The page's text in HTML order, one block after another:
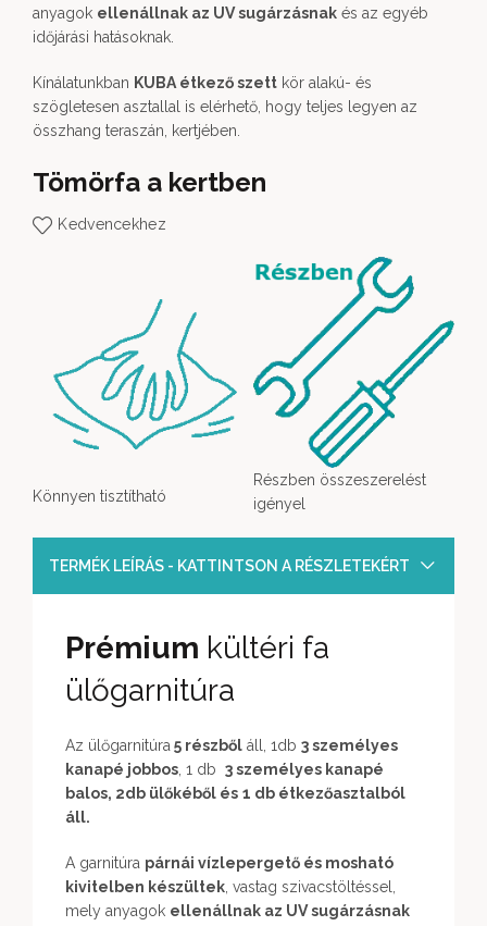
anyagok ellenállnak az UV sugárzásnak és az egyéb
időjárási hatásoknak.
Kínálatunkban KUBA étkező szett kör alakú- és
szögletesen asztallal is elérhető, hogy teljes legyen az
összhang teraszán, kertjében.
Tömörfa a kertben
Kedvencekhez
Könnyen tisztítható
Részben összeszerelést
igényel
TERMÉK LEÍRÁS - KATTINTSON A RÉSZLETEKÉRT
Prémium kültéri fa
ülőgarnitúra
Az ülőgarnitúra 5 részből áll, 1db 3 személyes
kanapé jobbos , 1 db 3 személyes kanapé
balos, 2db ülőkéből és 1 db étkezőasztalból
áll.
A garnitúra párnái vízlepergető és mosható
kivitelben készültek , vastag szivacstöltéssel,
mely anyagok ellenállnak az UV sugárzásnak